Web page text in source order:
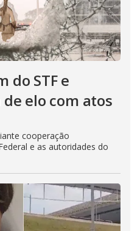
do STF e
elo com atos
cooperação
e as autoridades do